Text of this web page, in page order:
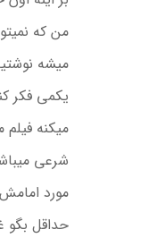
من که
میشه
یکمی فکر
میکنه فیلم
شرعی
مورد
حداقل بگو